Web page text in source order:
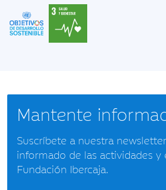
Mantente
Suscríbete a nuestra
informado de las actividades y
Fundación Ibercaja.